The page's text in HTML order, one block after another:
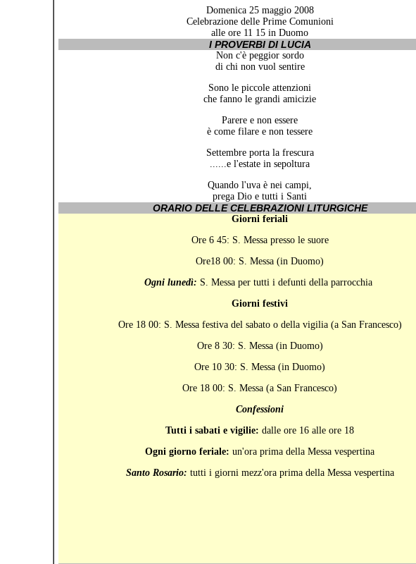
Domenica 25 maggio 2008
Celebrazione delle Prime Comunioni
alle ore 11 15 in Duomo
I PROVERBI DI LUCIA
Non c'è peggior sordo
di chi non vuol sentire
Sono le piccole attenzioni
che fanno le grandi amicizie
Parere e non essere
è come filare e non tessere
Settembre porta la frescura
......e l'estate in sepoltura
Quando l'uva è nei campi,
prega Dio e tutti i Santi
ORARIO DELLE CELEBRAZIONI LITURGICHE
Giorni feriali
Ore 6 45: S. Messa presso le suore
Ore18 00: S. Messa (in Duomo)
Ogni lunedì: S. Messa per tutti i defunti della parrocchia
Giorni festivi
Ore 18 00: S. Messa festiva del sabato o della vigilia (a San Francesco)
Ore 8 30: S. Messa (in Duomo)
Ore 10 30: S. Messa (in Duomo)
Ore 18 00: S. Messa (a San Francesco)
Confessioni
Tutti i sabati e vigilie: dalle ore 16 alle ore 18
Ogni giorno feriale: un'ora prima della Messa vespertina
Santo Rosario: tutti i giorni mezz'ora prima della Messa vespertina